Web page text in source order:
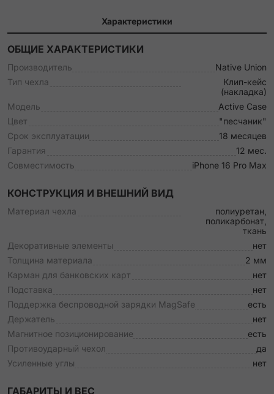
Характеристики
ОБЩИЕ ХАРАКТЕРИСТИКИ
Производитель
Native Union
Тип чехла
Клип-кейс
(накладка)
Модель
Active Case
Цвет
"песчаник"
Срок эксплуатации
18 месяцев
Гарантия
12 мес.
Совместимость
iPhone 16 Pro Max
КОНСТРУКЦИЯ И ВНЕШНИЙ ВИД
Материал чехла
полиуретан,
поликарбонат,
ткань
Декоративные элементы
нет
Толщина материала
2 мм
Карман для банковских карт
нет
Подставка
нет
Поддержка беспроводной зарядки MagSafe
есть
Держатель
нет
Магнитное позиционирование
есть
Противоударный чехол
да
Усиленные углы
нет
ГАБАРИТЫ И ВЕС